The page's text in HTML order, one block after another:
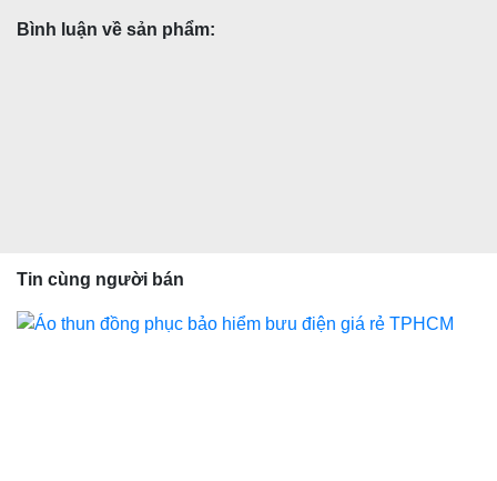
Bình luận về sản phẩm:
Tin cùng người bán